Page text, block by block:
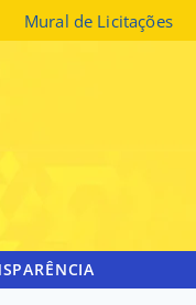
Mural de Licitações